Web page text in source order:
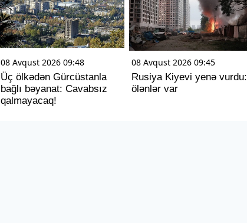
08 Avqust 2026 09:48
Üç ölkədən Gürcüstanla
bağlı bəyanat: Cavabsız
qalmayacaq!
08 Avqust 2026 09:45
Rusiya Kiyevi yenə vurdu:
ölənlər var